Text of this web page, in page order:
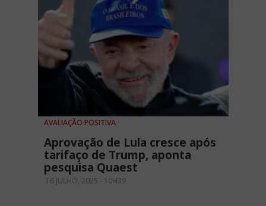
AVALIAÇÃO POSITIVA
Aprovação de Lula cresce após
tarifaço de Trump, aponta
pesquisa Quaest
16 JULHO, 2025 - 10H39